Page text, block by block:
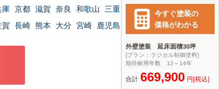
京都 滋賀 奈良 和歌山 三重
長崎 熊本 大分 宮崎 鹿児島 沖縄